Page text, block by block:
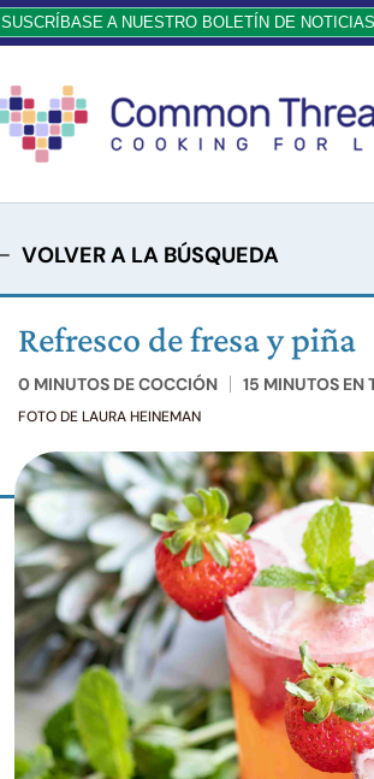
SUSCRÍBASE A NUESTRO BOLETÍN DE NOTICIAS
VOLVER A LA BÚSQUEDA
Refresco de fresa y piña
0 MINUTOS DE COCCIÓN 15 MINUTOS EN
FOTO DE LAURA HEINEMAN